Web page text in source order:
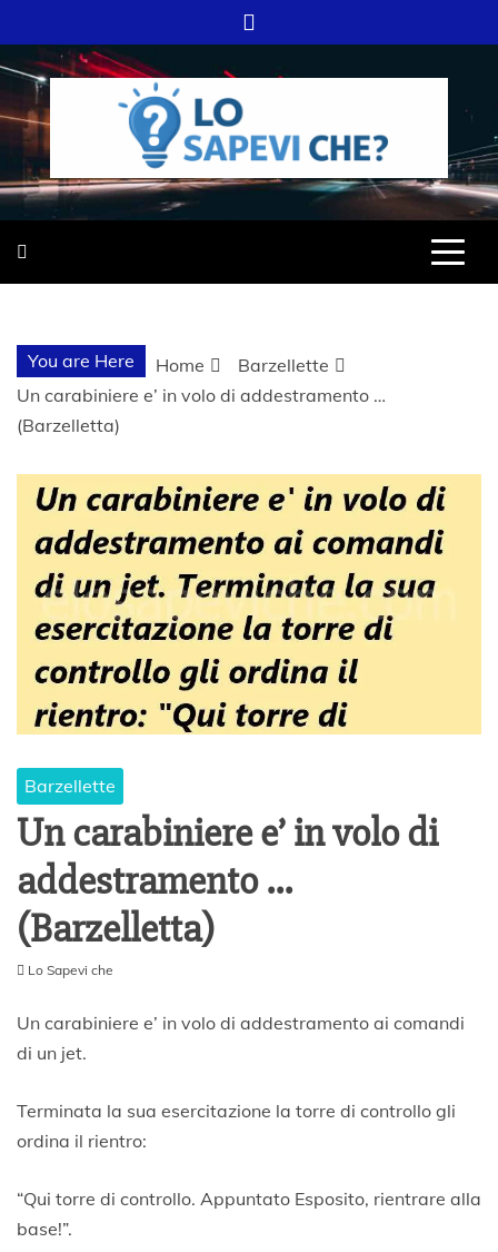
to
content
LO SAPEVI
CHE?
SITO WEB DEL GRUPPO LIFELIVE
You are Here Home
Barzellette
Un carabiniere e’ in volo di addestramento …
(Barzelletta)
Barzellette
Un carabiniere e’ in volo di
addestramento …
(Barzelletta)
0
e
b
a
o
0
Lo Sapevi che
Un carabiniere e’ in volo di addestramento ai comandi
di un jet.
Terminata la sua esercitazione la torre di controllo gli
ordina il rientro:
“Qui torre di controllo. Appuntato Esposito, rientrare alla
base!”.